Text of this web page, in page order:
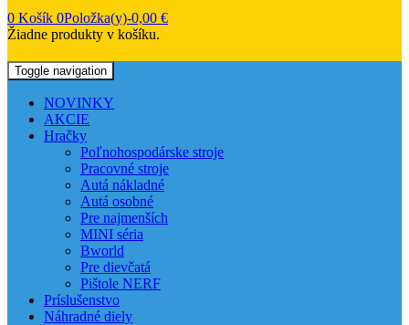
0 Košík 0Položka(y)-0,00 €
Žiadne produkty v košíku.
Toggle navigation
NOVINKY
AKCIE
Hračky
Poľnohospodárske stroje
Pracovné stroje
Autá nákladné
Autá osobné
Pre najmenších
MINI séria
Bworld
Pre dievčatá
Pištole NERF
Príslušenstvo
Náhradné diely